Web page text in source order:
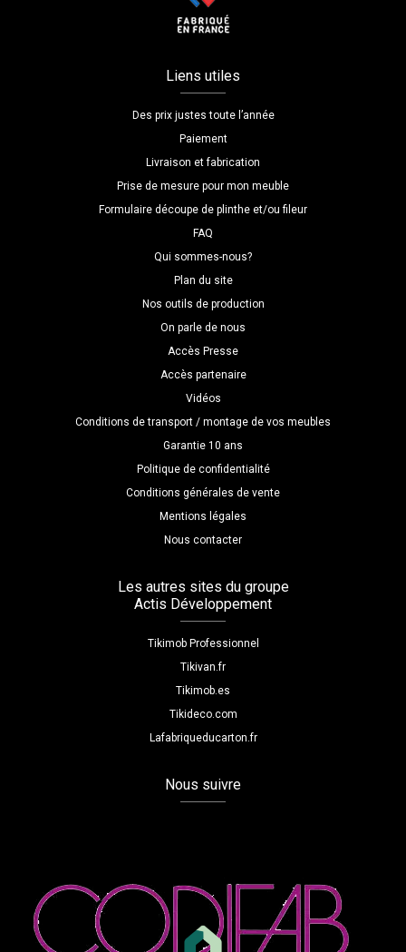
Liens utiles
Des prix justes toute l’année
Paiement
Livraison et fabrication
Prise de mesure pour mon meuble
Formulaire découpe de plinthe et/ou fileur
FAQ
Qui sommes-nous?
Plan du site
Nos outils de production
On parle de nous
Accès Presse
Accès partenaire
Vidéos
Conditions de transport / montage de vos meubles
Garantie 10 ans
Politique de confidentialité
Conditions générales de vente
Mentions légales
Nous contacter
Les autres sites du groupe
Actis Développement
Tikimob Professionnel
Tikivan.fr
Tikimob.es
Tikideco.com
Lafabriqueducarton.fr
Nous suivre